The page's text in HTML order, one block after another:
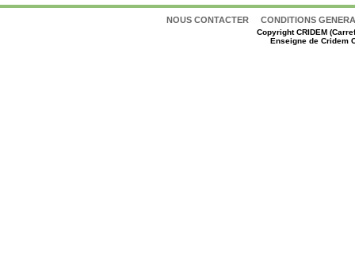
NOUS CONTACTER CONDITIONS
CopyrightCRIDEM
Enseigne de Cridem